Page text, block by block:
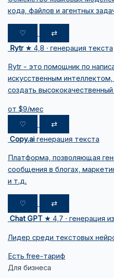
кода, файлов и агентных
♡
⇄
Rytr ★ 4,8 · генерация текста
Rytr - это помощник по
искусственным
создать
от $9/мес
♡
⇄
Copy.ai генерация текста
Платформа, позволяющая
сообщения в блогах,
и т.д.
♡
⇄
Chat GPT ★ 4,7 · генерация
Лидер среди текстовых
Есть free-тариф
Для бизнеса